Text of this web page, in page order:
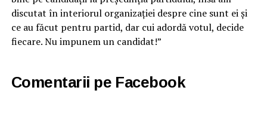
discutat în interiorul organizației despre cine sunt ei și
ce au făcut pentru partid, dar cui adordă votul, decide
fiecare. Nu impunem un candidat!”
Comentarii pe Facebook